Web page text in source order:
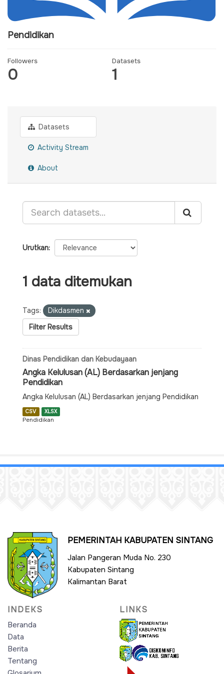
Pendidikan
Followers
0
Datasets
1
Datasets
Activity Stream
About
Urutkan
1 data ditemukan
Tags:
Dikdasmen
Filter Results
Dinas Pendidikan dan Kebudayaan
Angka Kelulusan (AL) Berdasarkan jenjang
Pendidikan
Angka Kelulusan (AL) Berdasarkan jenjang Pendidikan
CSV XLSX
Pendidikan
PEMERINTAH KABUPATEN SINTANG
Jalan Pangeran Muda No. 230
Kabupaten Sintang
Kalimantan Barat
INDEKS
Beranda
Data
Berita
Tentang
LINKS